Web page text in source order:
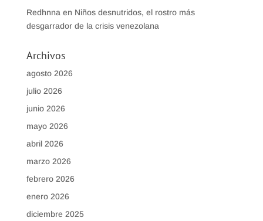
Redhnna en Niños desnutridos, el rostro más
desgarrador de la crisis venezolana
Archivos
agosto 2026
julio 2026
junio 2026
mayo 2026
abril 2026
marzo 2026
febrero 2026
enero 2026
diciembre 2025